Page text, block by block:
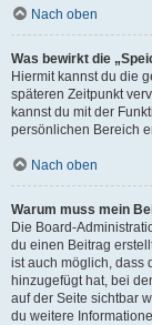
Nach oben
Was bewirkt die
Hiermit kannst du die
späteren Zeitpunkt
kannst du mit der
persönlichen Bereich
Nach oben
Warum muss mein
Die Board-
du einen Beitrag
ist auch möglich, dass
hinzugefügt hat, bei
auf der Seite sichtbar
du weitere